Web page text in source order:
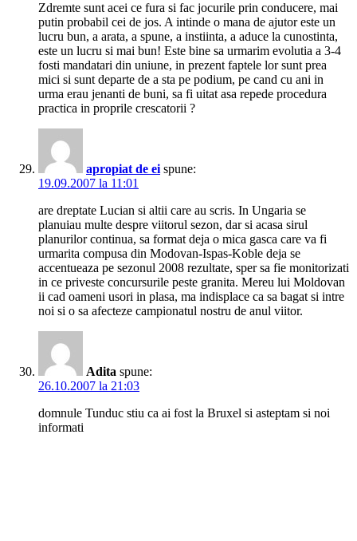
Zdremte sunt acei ce fura si fac jocurile prin conducere, mai
putin probabil cei de jos. A intinde o mana de ajutor este un
lucru bun, a arata, a spune, a instiinta, a aduce la cunostinta,
este un lucru si mai bun! Este bine sa urmarim evolutia a 3-4
fosti mandatari din uniune, in prezent faptele lor sunt prea
mici si sunt departe de a sta pe podium, pe cand cu ani in
urma erau jenanti de buni, sa fi uitat asa repede procedura
practica in proprile crescatorii ?
apropiat de ei spune:
19.09.2007 la 11:01
are dreptate Lucian si altii care au scris. In Ungaria se
planuiau multe despre viitorul sezon, dar si acasa sirul
planurilor continua, sa format deja o mica gasca care va fi
urmarita compusa din Modovan-Ispas-Koble deja se
accentueaza pe sezonul 2008 rezultate, sper sa fie monitorizati
in ce priveste concursurile peste granita. Mereu lui Moldovan
ii cad oameni usori in plasa, ma indisplace ca sa bagat si intre
noi si o sa afecteze campionatul nostru de anul viitor.
Adita spune:
26.10.2007 la 21:03
domnule Tunduc stiu ca ai fost la Bruxel si asteptam si noi
informati